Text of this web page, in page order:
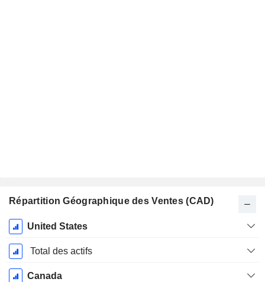
Répartition Géographique des Ventes (CAD)
Période
Fiscale:
Décembre
United States
Total des actifs
Canada